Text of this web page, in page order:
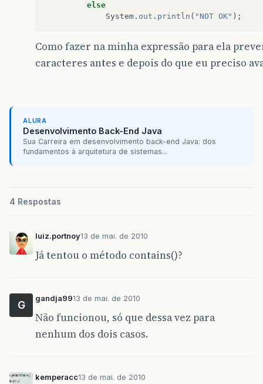
else
System . out . println ( "NOT OK" );
Como fazer na minha expressão para ela
caracteres antes e depois do que eu preciso
ALURA
Desenvolvimento Back-End Java
Sua Carreira em desenvolvimento back-end Java: dos
fundamentos à arquitetura de sistemas...
4 Respostas
luiz.portnoy13 de mai. de 2010
Já tentou o método contains()?
G
gandja9913 de mai. de 2010
Não funcionou, só que dessa vez para
nenhum dos dois casos.
kemperacc13 de mai. de 2010